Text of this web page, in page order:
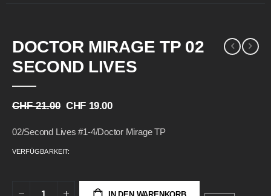
DOCTOR MIRAGE TP 02
SECOND LIVES
CHF 21.00 CHF 19.00
02/Second Lives #1-4/Doctor Mirage TP
VERFÜGBARKEIT:
to
the
end
images
to
the
beginning
images